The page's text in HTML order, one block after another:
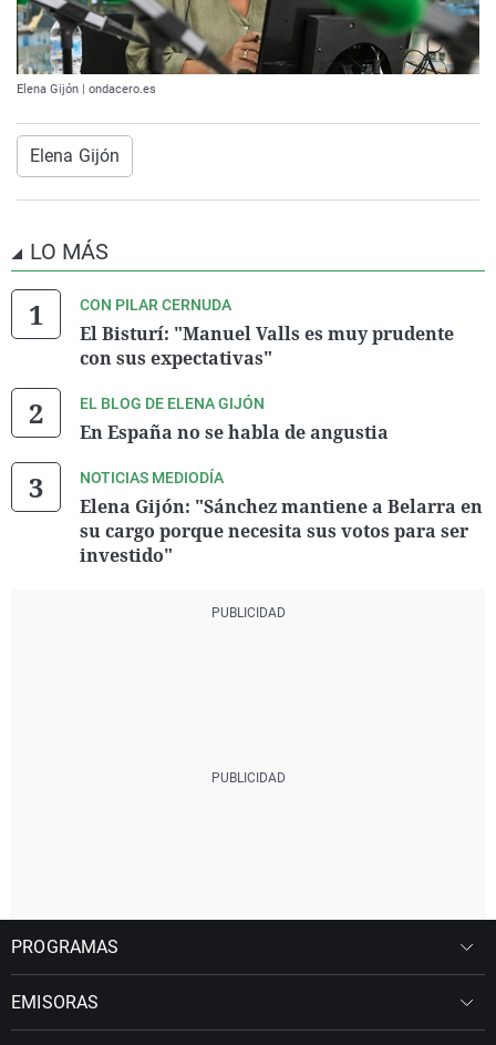
Elena Gijón | ondacero.es
Elena Gijón
LO MÁS
CON PILAR CERNUDA
El Bisturí: "Manuel Valls es muy prudente
con sus expectativas"
EL BLOG DE ELENA GIJÓN
En España no se habla de angustia
NOTICIAS MEDIODÍA
Elena Gijón: "Sánchez mantiene a Belarra en
su cargo porque necesita sus votos para ser
investido"
PROGRAMAS
EMISORAS